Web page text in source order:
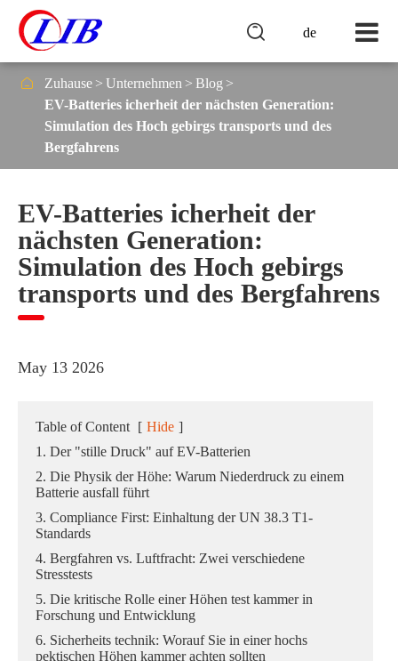
de

 Zuhause Unternehmen
Blog
EV-Batteries icherheit der nächsten Generation:
Simulation des Hoch gebirgs transports und des
Bergfahrens
EV-Batteries icherheit der
nächsten Generation:
Simulation des Hoch gebirgs
transports und des Bergfahrens
May 13 2026
Table of Content [ Hide ]
1. Der "stille Druck" auf EV-Batterien
2. Die Physik der Höhe: Warum Niederdruck zu einem
Batterie ausfall führt
3. Compliance First: Einhaltung der UN 38.3 T1-
Standards
4. Bergfahren vs. Luftfracht: Zwei verschiedene
Stresstests
5. Die kritische Rolle einer Höhen test kammer in
Forschung und Entwicklung
6. Sicherheits technik: Worauf Sie in einer hochs
pektischen Höhen kammer achten sollten